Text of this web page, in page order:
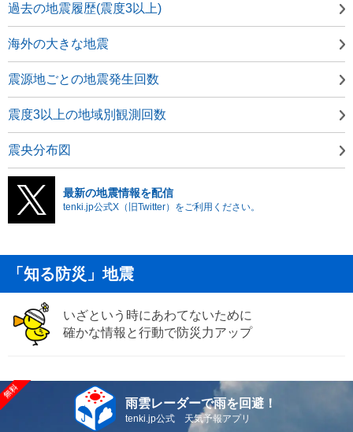
過去の地震履歴(震度3以上)
海外の大きな地震
震源地ごとの地震発生回数
震度3以上の地域別観測回数
震央分布図
最新の地震情報を配信
tenki.jp公式X（旧Twitter）をご利用ください。
「知る防災」地震
いざという時にあわてないために
確かな情報と行動で防災力アップ
雨雲レーダーで雨を回避！
tenki.jp公式 天気予報アプリ